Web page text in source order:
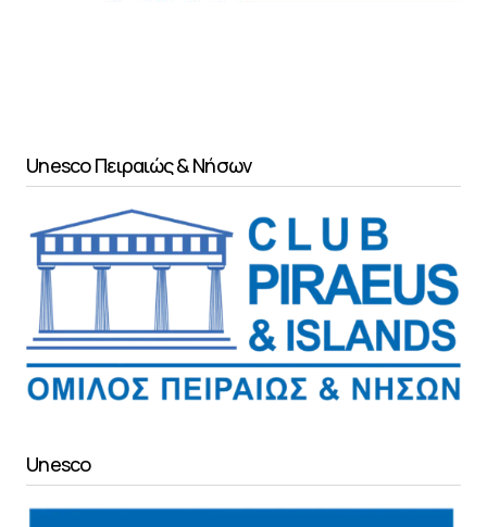
Unesco Πειραιώς & Νήσων
Unesco